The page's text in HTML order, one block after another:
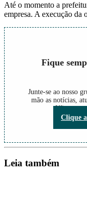
Até o momento a
empresa. A execução da
Fique
Junte-se ao nosso
mão as notícias,
Não perca
Clique
Leia também